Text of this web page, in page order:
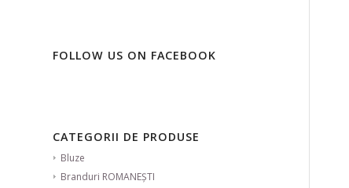
FOLLOW US ON FACEBOOK
CATEGORII DE PRODUSE
Bluze
Branduri ROMANEȘTI